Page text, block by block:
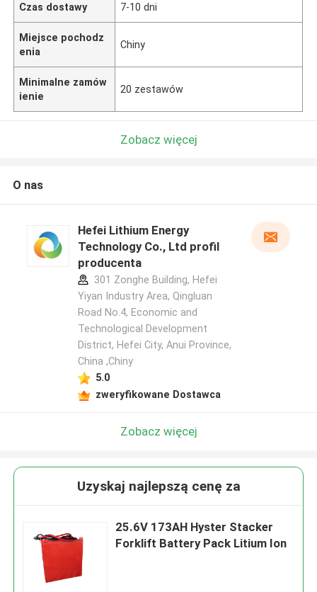
Czas dostawy 7-10 dni
Miejsce pochodz
enia
Chiny
Minimalne zamów
ienie
20 zestawów
Zobacz więcej
O nas
Hefei Lithium Energy
Technology Co., Ltd profil
producenta
301 Zonghe Building, Hefei
Yiyan Industry Area, Qingluan
Road No.4, Economic and
Technological Development
District, Hefei City, Anui Province,
China ,Chiny
5.0
zweryfikowane Dostawca
Zobacz więcej
Uzyskaj najlepszą cenę za
25.6V 173AH Hyster Stacker
Forklift Battery Pack Litium Ion